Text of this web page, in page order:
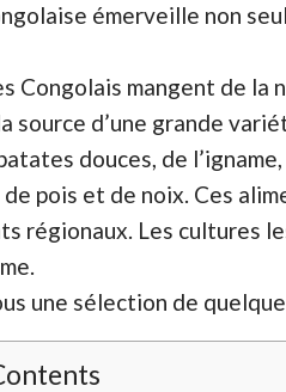
émerveille non
Congolais mangent de
source d’une grande
douces, de
pois et de noix. Ces
régionaux. Les cultures
une sélection de